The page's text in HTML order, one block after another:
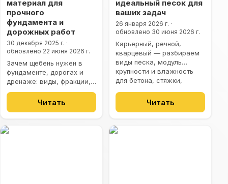
материал для
прочного
фундамента и
дорожных работ
30 декабря 2025 г. ·
обновлено 22 июня 2026 г.
Зачем щебень нужен в
фундаменте, дорогах и
дренаже: виды, фракции,
прочность и типичные
ошибки частного
строительства.
Читать
идеальный песок для
ваших задач
26 января 2026 г. ·
обновлено 30 июня 2026 г.
Карьерный, речной,
кварцевый — разбираем
виды песка, модуль
крупности и влажность
для бетона, стяжки,
Читать